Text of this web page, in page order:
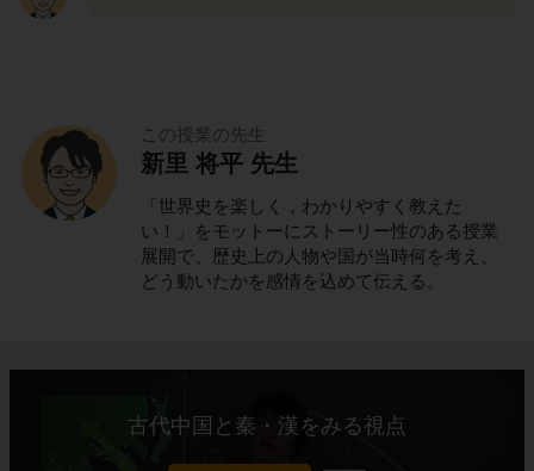
この授業の先生
新里 将平 先生
「世界史を楽しく，わかりやすく教えた
い！」をモットーにストーリー性のある授業
展開で、歴史上の人物や国が当時何を考え、
どう動いたかを感情を込めて伝える。
古代中国と秦・漢をみる視点